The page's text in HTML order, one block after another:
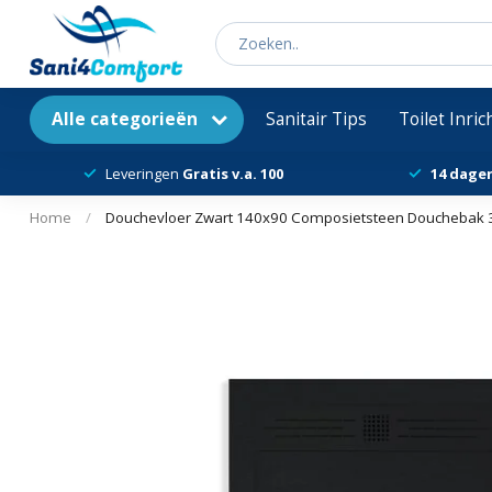
Alle categorieën Sanitair Tips Toilet
Leveringen Gratis v.a. 100 14
Home / Douchevloer Zwart 140x90 Composietsteen Douchebak